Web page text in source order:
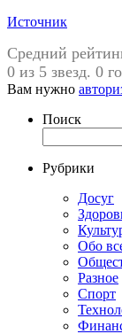
Источник
Средний
0 из 5 звезд. 0
Вам нужно
Поиск
Рубрики
Досуг
Обо
Разное
Спорт